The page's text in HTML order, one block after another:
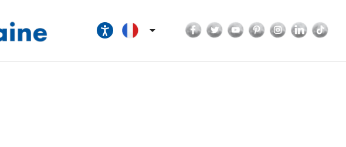
 Facebook
TwitterYouTubePinterestInstagram